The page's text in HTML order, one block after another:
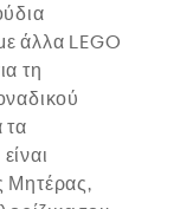
άλλα LEGO
τη
τα
Μητέρας,